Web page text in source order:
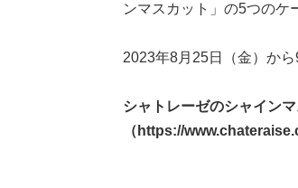
ンマスカット」の5つのケ
2023年8月25日（金）か
シャトレーゼのシャイン
（https://